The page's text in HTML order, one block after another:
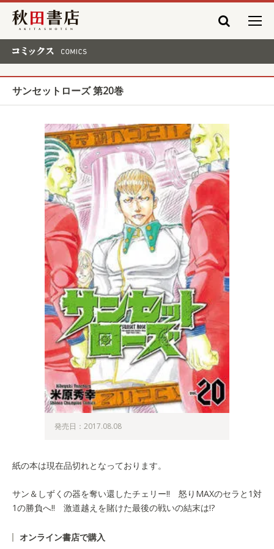
秋田書店
サンセットローズ 第20巻
発売日：2017.08.08
紙の本は現在品切れとなっております。
サン＆しずくの器を奪い還したチェリー!! 怒りMAXのセラと1対
1の勝負へ!! 激道越えを賭けた最後の戦いの結末は!?
オンライン書店で購入